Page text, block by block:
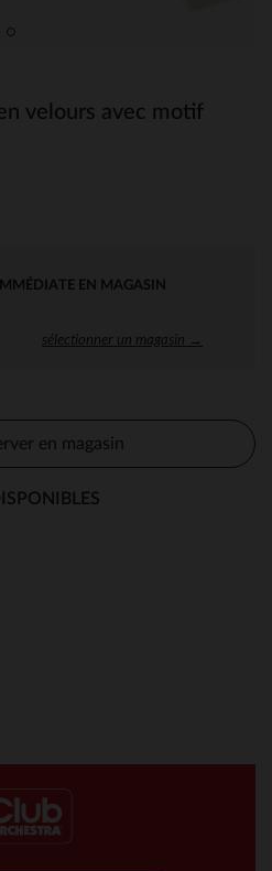
velours avec motif
EN MAGASIN
sélectionner un magasin →
en magasin